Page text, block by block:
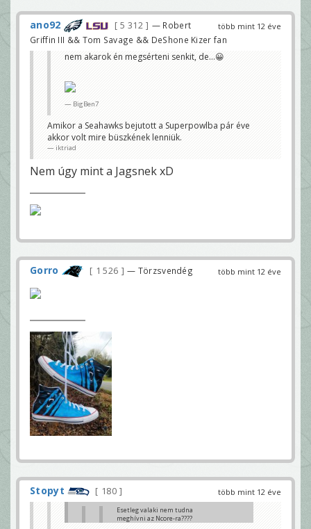
több mint 12 éve
ano92 5 312
— Robert
Griffin III && Tom Savage && DeShone Kizer fan
nem akarok én megsérteni senkit, de...😀
BigBen7
Amikor a Seahawks bejutott a Superpowlba pár éve
akkor volt mire büszkének lenniük.
iktriad
Nem úgy mint a Jagsnek xD
több mint 12 éve
Gorro 1 526 — Törzsvendég
több mint 12 éve
Stopyt 180
Esetleg valaki nem tudna
meghívni az Ncore-ra????